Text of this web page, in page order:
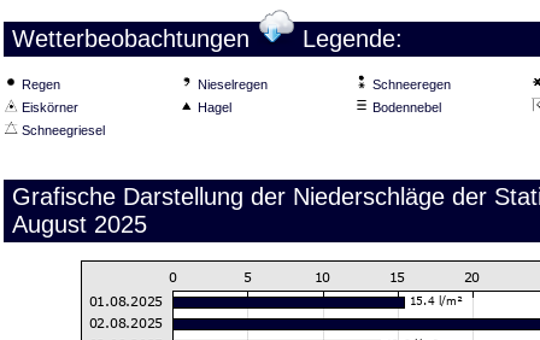
Wetterbeobachtungen Legende:
Regen Nieselregen
Schneeregen
Eiskörner
Hagel
Bodennebel
Schneegriesel
Grafische Darstellung der Niederschläge der
August 2025